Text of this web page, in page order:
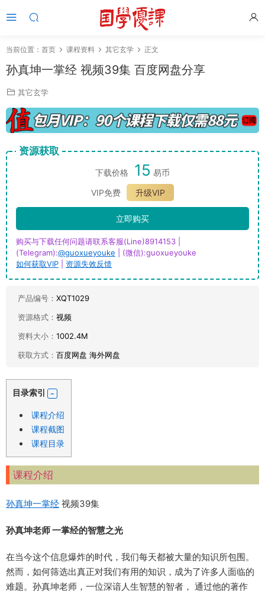
当前位置： 首页 课程资料 其它玄学 正文
孙真坤一掌经 视频39集 百度网盘分享
其它玄学
资源获取
下载价格 15 易币
VIP免费
升级VIP
立即购买
购买与下载任何问题请联系客服(Line)8914153 |
(Telegram):@guoxueyouke | (微信):guoxueyouke
如何获取VIP
资源失效反馈
产品编号： XQT1029
资源格式： 视频
资料大小： 1002.4M
获取方式： 百度网盘 海外网盘
目录索引
课程介绍
课程截图
课程目录
课程介绍
孙真坤一掌经 视频39集
孙真坤老师 一掌经的智慧之光
在当今这个信息爆炸的时代，我们每天都被大量的知识所包围。
然而，如何筛选出真正对我们有用的知识，成为了许多人面临的
难题。孙真坤老师，一位深谙人生智慧的智者， 通过他的著作